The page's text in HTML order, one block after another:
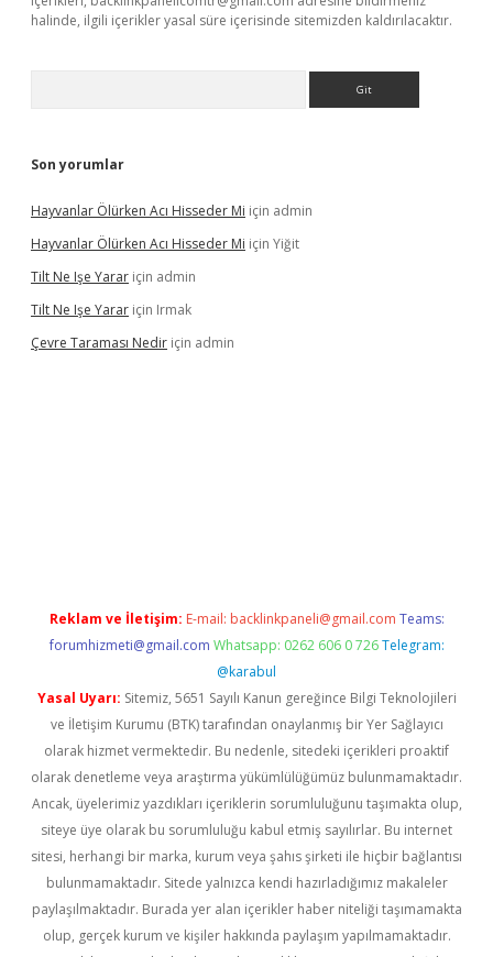
halinde, ilgili içerikler yasal süre içerisinde sitemizden kaldırılacaktır.
Son yorumlar
Hayvanlar Ölürken Acı Hisseder Mi için admin
Hayvanlar Ölürken Acı Hisseder Mi için Yiğit
Tilt Ne Işe Yarar için admin
Tilt Ne Işe Yarar için Irmak
Çevre Taraması Nedir için admin
Reklam ve İletişim: E-mail: backlinkpaneli@gmail.com Teams:
forumhizmeti@gmail.com Whatsapp: 0262 606 0 726 Telegram:
@karabul
Yasal Uyarı: Sitemiz, 5651 Sayılı Kanun gereğince Bilgi Teknolojileri
ve İletişim Kurumu (BTK) tarafından onaylanmış bir Yer Sağlayıcı
olarak hizmet vermektedir. Bu nedenle, sitedeki içerikleri proaktif
olarak denetleme veya araştırma yükümlülüğümüz bulunmamaktadır.
Ancak, üyelerimiz yazdıkları içeriklerin sorumluluğunu taşımakta olup,
siteye üye olarak bu sorumluluğu kabul etmiş sayılırlar. Bu internet
sitesi, herhangi bir marka, kurum veya şahıs şirketi ile hiçbir bağlantısı
bulunmamaktadır. Sitede yalnızca kendi hazırladığımız makaleler
paylaşılmaktadır. Burada yer alan içerikler haber niteliği taşımamakta
olup, gerçek kurum ve kişiler hakkında paylaşım yapılmamaktadır.